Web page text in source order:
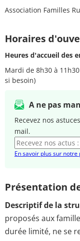
Association Familles
Horaires
Heures d'accueil des
Mardi de 8h30 à
si besoin)
A ne pas
Recevez nos
mail.
En savoir plus sur
Présentation
Descriptif de la
proposés aux
durée limité, ne se